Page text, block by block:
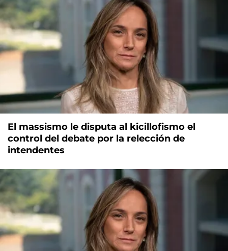
El massismo le disputa al kicillofismo el
control del debate por la relección de
intendentes